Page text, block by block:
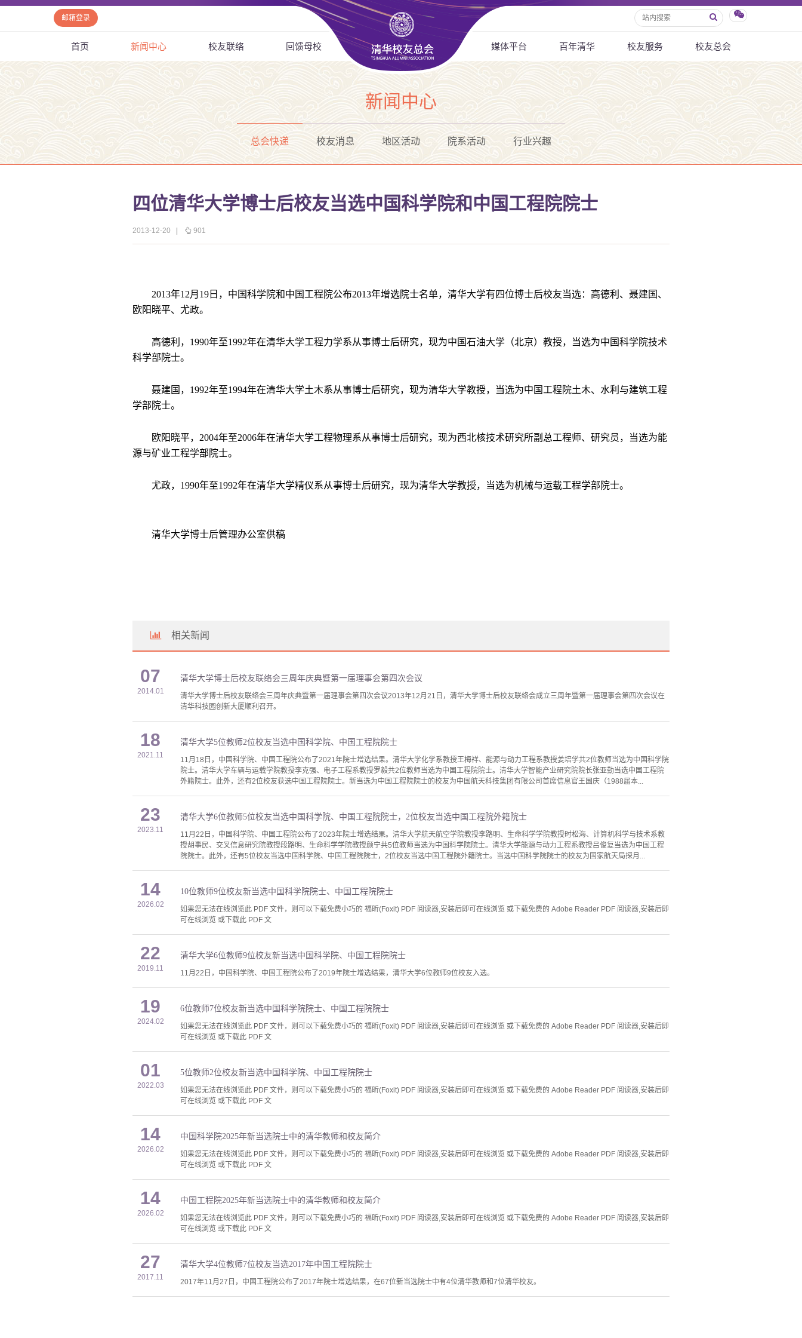
邮箱登录
首页 新闻中心 校友联络 回馈母校 媒体平台 百年清华 校友服务 校友总会
新闻中心
总会快递 校友消息 地区活动 院系活动 行业兴趣
四位清华大学博士后校友当选中国科学院和中国工程院院士
2013-12-20 901
2013年12月 19 日，中国科学院和中国工程院公布2013年增选院士名单，清华大学有四位博士后校友当选：高德利、聂建国、
欧阳晓平、尤政。
高德利， 1990年至1992年在清华大学工程力学系从事博士后研究，现为中国石油大学（北京）教授，当选为中国科学院技术
科学部院士。
聂建国， 1992年至1994年在清华大学土木系从事博士后研究，现为清华大学教授，当选为中国工程院土木、水利与建筑工程
学部院士。
欧阳晓平， 2004年至2006年在清华大学工程物理系从事博士后研究，现为西北核技术研究所副总工程师、研究员，当选为能
源与矿业工程学部院士。
尤政， 1990年至1992年在清华大学精仪系从事博士后研究，现为清华大学教授，当选为机械与运载工程学部院士。
清华大学博士后管理办公室供稿
相关新闻
07
2014.01
清华大学博士后校友联络会三周年庆典暨第一届理事会第四次会议
清华大学博士后校友联络会三周年庆典暨第一届理事会第四次会议2013年12月21日，清华大学博士后校友联络会成立三周年暨第一届理事会第四次会议在
清华科技园创新大厦顺利召开。
18
2021.11
清华大学5位教师2位校友当选中国科学院、中国工程院院士
11月18日，中国科学院、中国工程院公布了2021年院士增选结果。清华大学化学系教授王梅祥、能源与动力工程系教授姜培学共2位教师当选为中国科学院
院士。清华大学车辆与运载学院教授李克强、电子工程系教授罗毅共2位教师当选为中国工程院院士。清华大学智能产业研究院院长张亚勤当选中国工程院
外籍院士。此外，还有2位校友获选中国工程院院士。新当选为中国工程院院士的校友为中国航天科技集团有限公司首席信息官王国庆（1988届本...
23
2023.11
清华大学6位教师5位校友当选中国科学院、中国工程院院士，2位校友当选中国工程院外籍院士
11月22日，中国科学院、中国工程院公布了2023年院士增选结果。清华大学航天航空学院教授李路明、生命科学学院教授时松海、计算机科学与技术系教
授胡事民、交叉信息研究院教授段路明、生命科学学院教授颜宁共5位教师当选为中国科学院院士。清华大学能源与动力工程系教授吕俊复当选为中国工程
院院士。此外，还有5位校友当选中国科学院、中国工程院院士，2位校友当选中国工程院外籍院士。当选中国科学院院士的校友为国家航天局探月...
14
2026.02
10位教师9位校友新当选中国科学院院士、中国工程院院士
如果您无法在线浏览此 PDF 文件，则可以下载免费小巧的 福昕(Foxit) PDF 阅读器,安装后即可在线浏览 或下载免费的 Adobe Reader PDF 阅读器,安装后即
可在线浏览 或下载此 PDF 文
22
2019.11
清华大学6位教师9位校友新当选中国科学院、中国工程院院士
11月22日，中国科学院、中国工程院公布了2019年院士增选结果，清华大学6位教师9位校友入选。
19
2024.02
6位教师7位校友新当选中国科学院院士、中国工程院院士
如果您无法在线浏览此 PDF 文件，则可以下载免费小巧的 福昕(Foxit) PDF 阅读器,安装后即可在线浏览 或下载免费的 Adobe Reader PDF 阅读器,安装后即
可在线浏览 或下载此 PDF 文
01
2022.03
5位教师2位校友新当选中国科学院、中国工程院院士
如果您无法在线浏览此 PDF 文件，则可以下载免费小巧的 福昕(Foxit) PDF 阅读器,安装后即可在线浏览 或下载免费的 Adobe Reader PDF 阅读器,安装后即
可在线浏览 或下载此 PDF 文
14
2026.02
中国科学院2025年新当选院士中的清华教师和校友简介
如果您无法在线浏览此 PDF 文件，则可以下载免费小巧的 福昕(Foxit) PDF 阅读器,安装后即可在线浏览 或下载免费的 Adobe Reader PDF 阅读器,安装后即
可在线浏览 或下载此 PDF 文
14
2026.02
中国工程院2025年新当选院士中的清华教师和校友简介
如果您无法在线浏览此 PDF 文件，则可以下载免费小巧的 福昕(Foxit) PDF 阅读器,安装后即可在线浏览 或下载免费的 Adobe Reader PDF 阅读器,安装后即
可在线浏览 或下载此 PDF 文
27
2017.11
清华大学4位教师7位校友当选2017年中国工程院院士
2017年11月27日，中国工程院公布了2017年院士增选结果，在67位新当选院士中有4位清华教师和7位清华校友。